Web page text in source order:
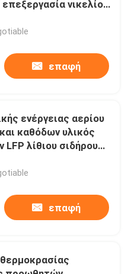
επεξεργασία νικελίου
ηλεκτροδίων
υψηλή
επαφή
ενέργειας αερίου
καθόδων υλικός
LFP λίθιου σιδήρου
άλατος φούρνος
τζακιού κυλίνδρων
επαφή